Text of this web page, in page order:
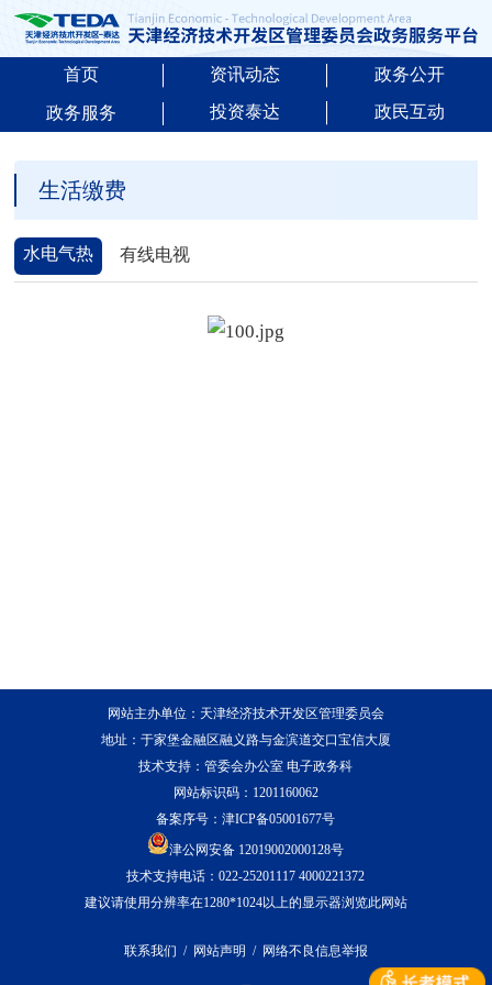
首页 资讯动态 政务公开
政务服务 投资泰达 政民互动
生活缴费
水电气热 有线电视
网站主办单位：天津经济技术开发区管理委员会
地址：于家堡金融区融义路与金滨道交口宝信大厦
技术支持：管委会办公室 电子政务科
网站标识码：1201160062
备案序号：津ICP备05001677号
津公网安备 12019002000128号
技术支持电话：022-25201117 4000221372
建议请使用分辨率在1280*1024以上的显示器浏览此网站
联系我们 / 网站声明 / 网络不良信息举报